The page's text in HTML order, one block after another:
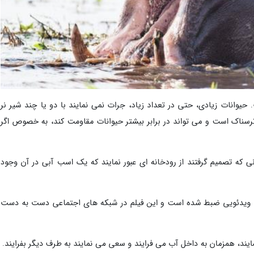
زیادی، حتی در تعداد زیاد، جرات نمی نمایند با دو یا چند شیر نر
است و می تواند در برابر بیشتر حیوانات مقاومت کند، به خصوص اگر
که تصمیم گرفتند از رودخانه ای عبور نمایند که یک اسب آبی در آن وجود
ویدئویی ضبط شده است و این فیلم در شبکه های اجتماعی دست به دست
همزمان به داخل آب می فرایند و سعی می نمایند به طرف دیگر بفرایند.